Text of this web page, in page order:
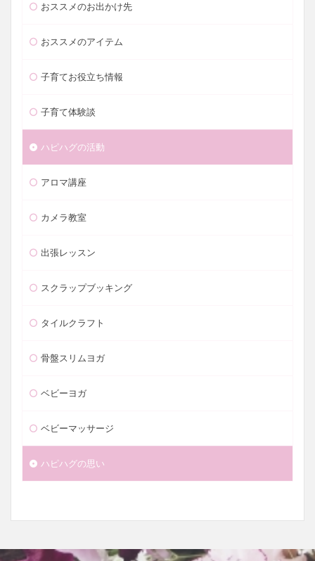
おススメのお出かけ先
おススメのアイテム
子育てお役立ち情報
子育て体験談
ハピハグの活動
アロマ講座
カメラ教室
出張レッスン
スクラップブッキング
タイルクラフト
骨盤スリムヨガ
ベビーヨガ
ベビーマッサージ
ハピハグの思い